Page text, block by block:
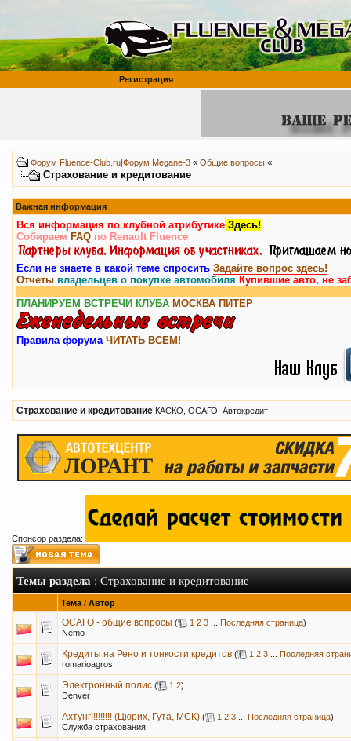
Регистрация
Форум Fluence-Club.ru|Форум Megane-3 « Общие вопросы «
Страхование и кредитование
Важная информация
Вся информация по клубной атрибутике Здесь!
Собираем FAQ по Renault Fluence
Если не знаете в какой теме спросить Задайте вопрос здесь!
Отчеты владельцев о покупке автомобиляКупившие авто, не
ПЛАНИРУЕМ ВСТРЕЧИ КЛУБА МОСКВА ПИТЕР
Правила форума ЧИТАТЬ ВСЕМ!
Страхование и кредитование КАСКО, ОСАГО, Автокредит
Спонсор раздела:
Темы раздела: Страхование и кредитование
Тема / Автор
ОСАГО - общие вопросы ( 1 2 3 Последняя страница)
Nemo
Кредиты на Рено и тонкости кредитов ( 1 2 3
Последняя
romarioagros
Электронный полис ( 1 2)
Denver
Ахтунг!!!!!!!!! (Цюрих, Гута, МСК) ( 1 2 3 Последняя страница)
Служба страхования